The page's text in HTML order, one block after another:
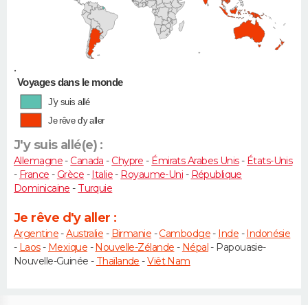
•
Voyages dans le monde
J'y suis allé
Je rêve d'y aller
J'y suis allé(e) :
Allemagne- Canada - Chypre - Émirats Arabes Unis- États-Unis
- France - Grèce -Italie- Royaume-Uni - République
Dominicaine - Turquie
Je rêve d'y aller :
Argentine-Australie - Birmanie -Cambodge- Inde -Indonésie
- Laos- Mexique -Nouvelle-Zélande - Népal- Papouasie-
Nouvelle-Guinée - Thaïlande -Viêt Nam